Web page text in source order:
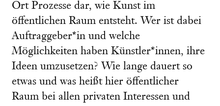
Ort Prozesse dar, wie Kunst im
öffentlichen Raum entsteht. Wer ist dabei
Auftraggeber*in und welche
Möglichkeiten haben Künstler*innen, ihre
Ideen umzusetzen? Wie lange dauert so
etwas und was heißt hier öffentlicher
Raum bei allen privaten Interessen und